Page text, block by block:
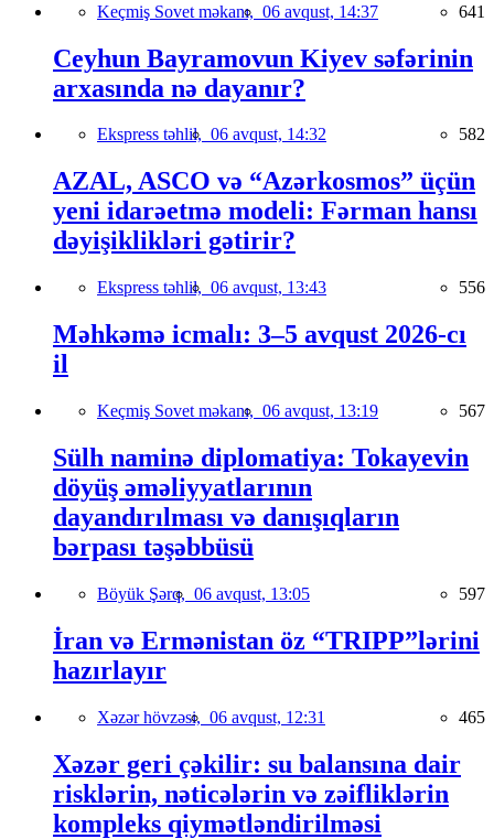
Keçmiş Sovet məkanı, 06 avqust, 14:37 641
Ceyhun Bayramovun Kiyev səfərinin
arxasında nə dayanır?
Ekspress təhlil, 06 avqust, 14:32 582
AZAL, ASCO və “Azərkosmos” üçün
yeni idarəetmə modeli: Fərman hansı
dəyişiklikləri gətirir?
Ekspress təhlil, 06 avqust, 13:43 556
Məhkəmə icmalı: 3–5 avqust 2026-cı
il
Keçmiş Sovet məkanı, 06 avqust, 13:19 567
Sülh naminə diplomatiya: Tokayevin
döyüş əməliyyatlarının
dayandırılması və danışıqların
bərpası təşəbbüsü
Böyük Şərq, 06 avqust, 13:05 597
İran və Ermənistan öz “TRIPP”lərini
hazırlayır
Xəzər hövzəsi, 06 avqust, 12:31 465
Xəzər geri çəkilir: su balansına dair
risklərin, nəticələrin və zəifliklərin
kompleks qiymətləndirilməsi